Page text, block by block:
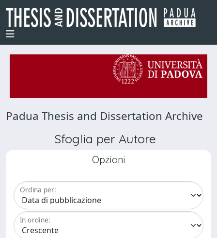
Padua Thesis and Dissertation Archive
Sfoglia per Autore
Opzioni
Ordina per:
In ordine: